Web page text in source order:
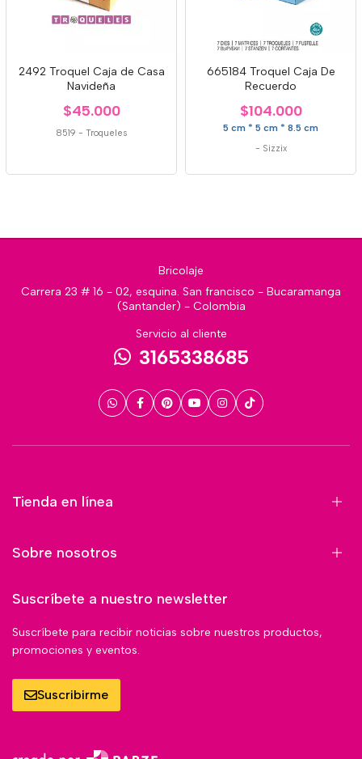
2492 Troquel Caja de Casa
Navideña
$45.000
8519 - Troqueles
665184 Troquel Caja De
Recuerdo
$104.000
5 cm * 5 cm * 8.5 cm
- Sizzix
Bricolaje
Carrera 23 # 16 - 02, esquina. San francisco - Bucaramanga
(Santander) - Colombia
Servicio al cliente
3165338685
Tienda en línea
Sobre nosotros
Suscríbete a nuestro newsletter
Suscríbete para recibir noticias sobre nuestros productos,
promociones y eventos.
Suscribirme